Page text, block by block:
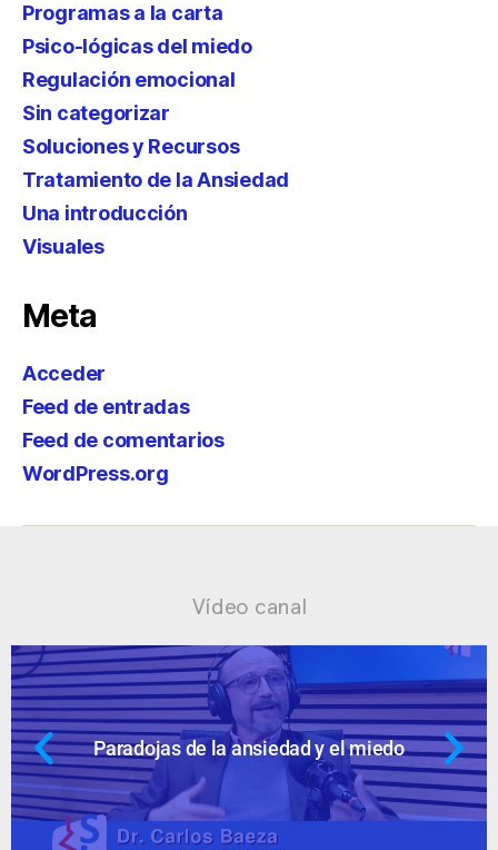
Programas a la carta
Psico-lógicas del miedo
Regulación emocional
Sin categorizar
Soluciones y Recursos
Tratamiento de la Ansiedad
Una introducción
Visuales
Meta
Acceder
Feed de entradas
Feed de comentarios
WordPress.org
Vídeo canal
Ansiedad: supuestos cuestionables